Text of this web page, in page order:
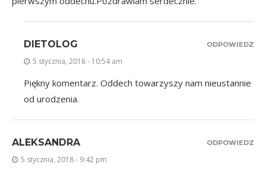
DIETOLOG
5 stycznia, 2018 - 10:54 am
Piękny komentarz. Oddech towarzyszy nam nieustannie
od urodzenia.
ODPOWIEDZ
ALEKSANDRA
5 stycznia, 2018 - 9:42 pm
ODPOWIEDZ